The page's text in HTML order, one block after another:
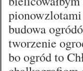
budowa
tworzenie
bo ogród to